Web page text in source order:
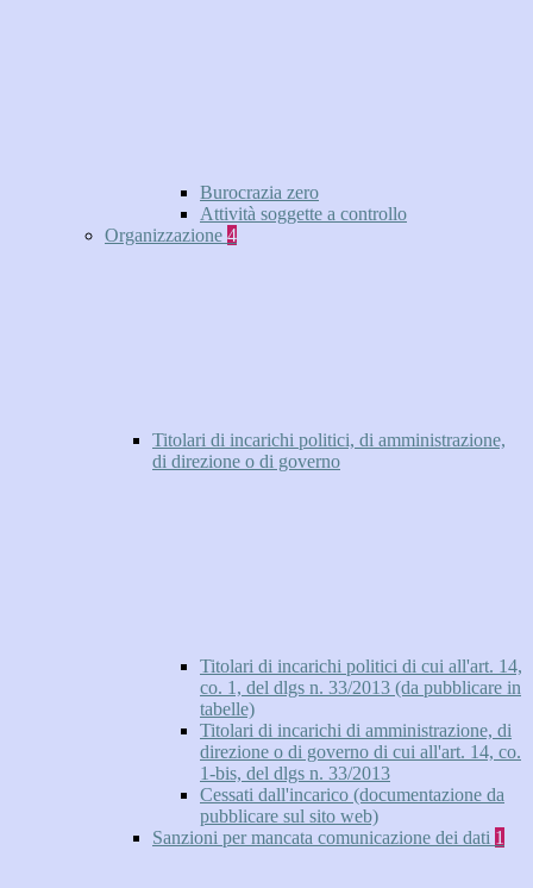
Burocrazia zero
Attività soggette a controllo
Organizzazione 4
Titolari di incarichi politici, di amministrazione,
di direzione o di governo
Titolari di incarichi politici di cui all'art. 14,
co. 1, del dlgs n. 33/2013 (da pubblicare in
tabelle)
Titolari di incarichi di amministrazione, di
direzione o di governo di cui all'art. 14, co.
1-bis, del dlgs n. 33/2013
Cessati dall'incarico (documentazione da
pubblicare sul sito web)
Sanzioni per mancata comunicazione dei dati 1